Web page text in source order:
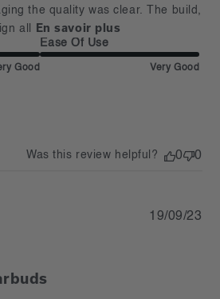
the quality was clear. The build,
all
En savoir plus
Good
Ease Of Use
Very Good
Was this review helpful? 0 0
19/09/23